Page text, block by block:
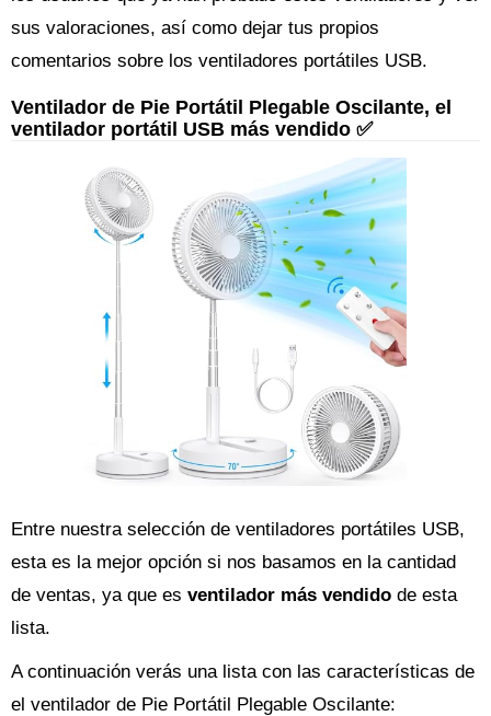
sus valoraciones, así como dejar tus propios
comentarios sobre los ventiladores portátiles USB.
Ventilador de Pie Portátil Plegable Oscilante, el
ventilador portátil USB más vendido ✅
Entre nuestra selección de ventiladores portátiles USB,
esta es la mejor opción si nos basamos en la cantidad
de ventas, ya que es ventilador más vendido de esta
lista.
A continuación verás una lista con las características de
el ventilador de Pie Portátil Plegable Oscilante: